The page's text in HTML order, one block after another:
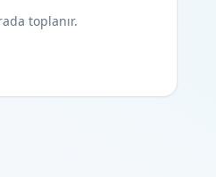
toplanır.